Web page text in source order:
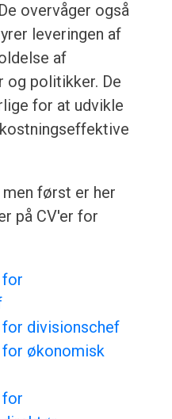
overvåger også
leveringen af
af
og politikker. De
for at udvikle
først er her
på CV'er for
for
for divisionschef
for økonomisk
for